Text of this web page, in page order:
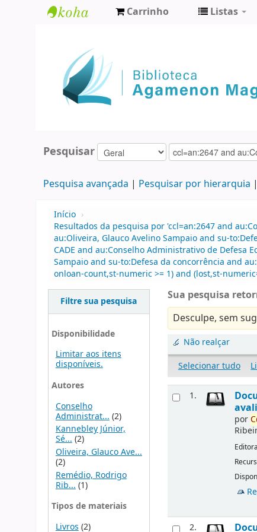
Agamenon
Magalhães
Carrinho Listas
Pesquisar
Pesquisa avançada Pesquisar por hierarquia
Início ›
Resultados da pesquisa por 'ccl=an:2647 and
au:Oliveira, Glauco Avelino Sampaio and su-
CADE and au:Conselho Administrativo de Defesa
Sampaio and su-to:Defesa da concorrência and
onloan-count,st-numeric >= 1) and (lost,st-
Filtre sua pesquisa
Disponibilidade
Limitar aos itens
disponíveis.
Autores
Conselho
Administrat... (2)
Kannebley Júnior,
Sé...(2)
Oliveira, Glauco Ave...
(2)
Remédio, Rodrigo
Rib... (1)
Tipos de materiais
Livros (2)
Sua pesquisa
Desculpe, sem
Não realçar
Selecionar tudo
1.
por
2.